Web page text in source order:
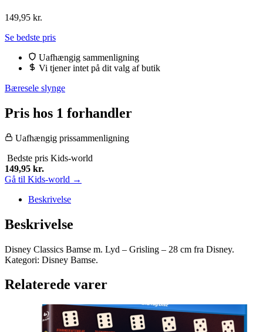
149,95 kr.
Se bedste pris
Uafhængig sammenligning
Vi tjener intet på dit valg af butik
Bæresele slynge
Pris hos 1 forhandler
Uafhængig prissammenligning
Bedste pris Kids-world
149,95 kr.
Gå til Kids-world →
Beskrivelse
Beskrivelse
Disney Classics Bamse m. Lyd – Grisling – 28 cm fra Disney.
Kategori: Disney Bamse.
Relaterede varer